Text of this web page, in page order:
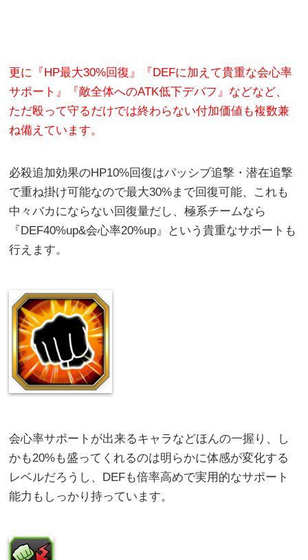
更に『HP最大30%回復』『DEFに加えて貴重な会心率
サポート』『敵全体へのATK低下デバフ』などなど、
ただ殴って守るだけでは終わらない付加価値も複数兼
ね備えています。
必殺追加効果のHP10%回復はパッシブ追撃・潜在追撃
で重ね掛け可能なので最大30%まで回復可能、これも
中々バカにならない回復量だし、極系チームなら
『DEF40%up&会心率20%up』という貴重なサポートも
行えます。
会心率サポートが出来るキャラなどほんの一握り、し
かも20%も盛ってくれるのは明らかに体感が変化する
レベルだろうし、DEFも倍率高めで実用的なサポート
能力もしっかり持っています。